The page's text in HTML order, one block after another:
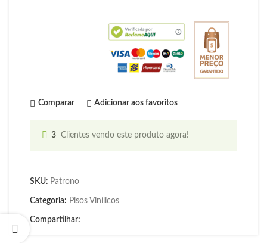
Comparar Adicionar aos favoritos
3 Clientes vendo este produto agora!
SKU: Patrono
Categoria: Pisos Vinílicos
Compartilhar: